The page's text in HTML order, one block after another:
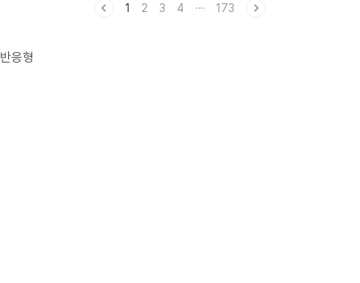
비타민C는 결합 조직 형성과 기능을 유지하는데 필요한 성분으로 콜라겐 합성
1 2 3 4 ··· 173
반응형